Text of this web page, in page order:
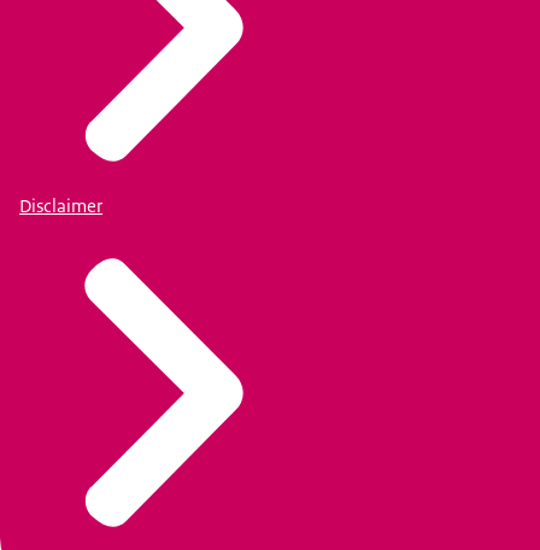
Disclaimer